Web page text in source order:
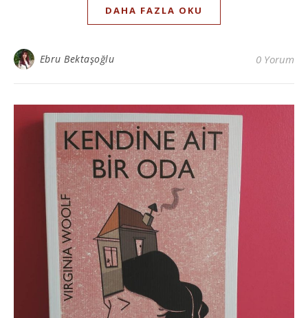
DAHA FAZLA OKU
Ebru Bektaşoğlu 0 Yorum